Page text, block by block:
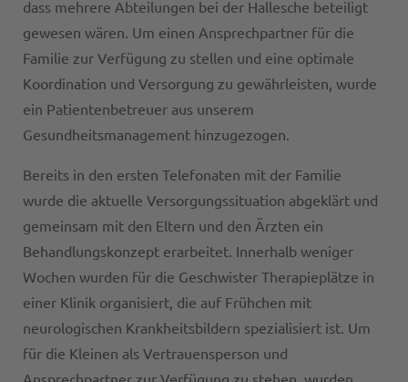
dass mehrere Abteilungen bei der Hallesche beteiligt
gewesen wären. Um einen Ansprechpartner für die
Familie zur Verfügung zu stellen und eine optimale
Koordination und Versorgung zu gewährleisten, wurde
ein Patientenbetreuer aus unserem
Gesundheitsmanagement hinzugezogen.
Bereits in den ersten Telefonaten mit der Familie
wurde die aktuelle Versorgungssituation abgeklärt und
gemeinsam mit den Eltern und den Ärzten ein
Behandlungskonzept erarbeitet. Innerhalb weniger
Wochen wurden für die Geschwister Therapieplätze in
einer Klinik organisiert, die auf Frühchen mit
neurologischen Krankheitsbildern spezialisiert ist. Um
für die Kleinen als Vertrauensperson und